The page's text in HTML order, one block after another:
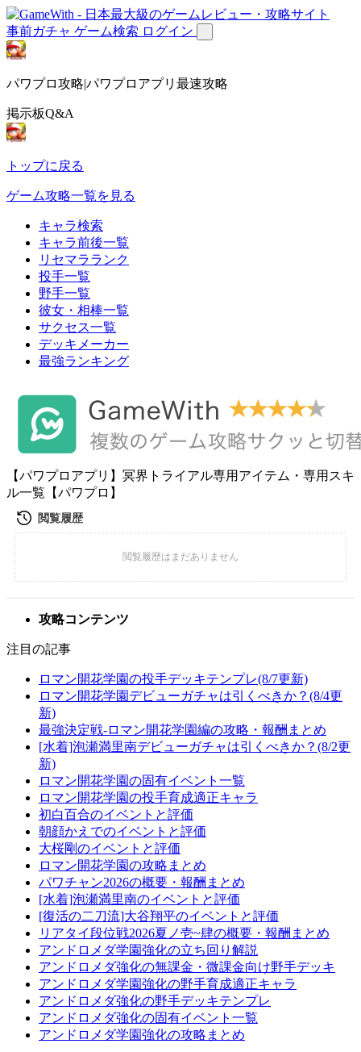
事前ガチャ ゲーム検索 ログイン
パワプロ攻略|パワプロアプリ最速攻略
掲示板Q&A
トップに戻る
ゲーム攻略一覧を見る
キャラ検索
キャラ前後一覧
リセマラランク
投手一覧
野手一覧
彼女・相棒一覧
サクセス一覧
デッキメーカー
最強ランキング
【パワプロアプリ】冥界トライアル専用アイテム・専用スキ
ル一覧【パワプロ】
攻略コンテンツ
注目の記事
ロマン開花学園の投手デッキテンプレ(8/7更新)
ロマン開花学園デビューガチャは引くべきか？(8/4更
新)
最強決定戦-ロマン開花学園編の攻略・報酬まとめ
[水着]泡瀬満里南デビューガチャは引くべきか？(8/2更
新)
ロマン開花学園の固有イベント一覧
ロマン開花学園の投手育成適正キャラ
初白百合のイベントと評価
朝顔かえでのイベントと評価
大桜剛のイベントと評価
ロマン開花学園の攻略まとめ
パワチャン2026の概要・報酬まとめ
[水着]泡瀬満里南のイベントと評価
[復活の二刀流]大谷翔平のイベントと評価
リアタイ段位戦2026夏ノ壱~肆の概要・報酬まとめ
アンドロメダ学園強化の立ち回り解説
アンドロメダ強化の無課金・微課金向け野手デッキ
アンドロメダ学園強化の野手育成適正キャラ
アンドロメダ強化の野手デッキテンプレ
アンドロメダ強化の固有イベント一覧
アンドロメダ学園強化の攻略まとめ